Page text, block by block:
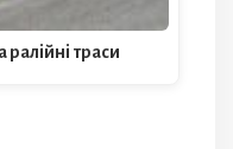
траси